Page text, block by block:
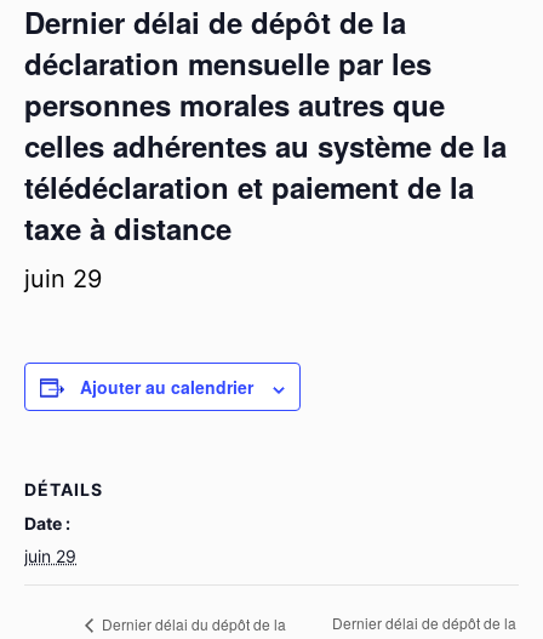
Dernier délai de dépôt de la
déclaration mensuelle par les
personnes morales autres que
celles adhérentes au système de la
télédéclaration et paiement de la
taxe à distance
juin 29
Ajouter au calendrier
DÉTAILS
Date :
juin 29
Dernier délai du dépôt de la
Dernier délai de dépôt de la